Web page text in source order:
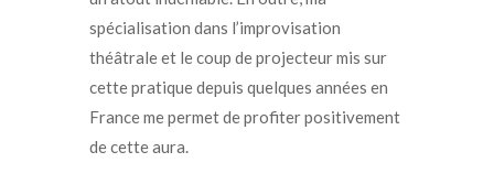
spécialisation dans l’improvisation
théâtrale et le coup de projecteur mis sur
cette pratique depuis quelques années en
France me permet de profiter positivement
de cette aura.